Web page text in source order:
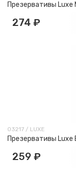
Презервативы Luxe
274 ₽
03217 / LUXE
Презервативы
259 ₽